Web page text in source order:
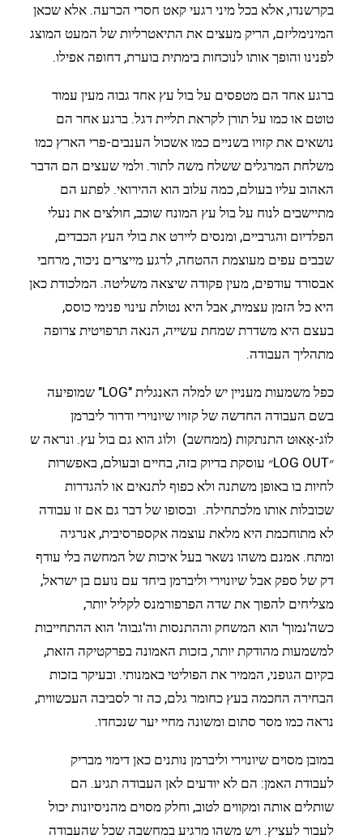
בקרשנדו, אלא בכל מיני רגעי קאט חסרי הכרעה. אלא שכאן
המינימליזם, הריק מעצים את התיאטרליות של המעט המוצג
לפנינו והופך אותו לנוכחות בימתית בוערת, דחופה אפילו.
ברגע אחד הם מטפסים על בול עץ אחד גבוה מעין עמוד
טוטם או כמו על תורן לקראת תליית דגל. ברגע אחר הם
נושאים את קזויו בשניים כמו אשכול הענבים-פרי הארץ כמו
משלחת המרגלים ששלח משה לתור. ולמי שעצים הם הדבר
האהוב עליו בעולם, כמה עלוב הוא ההירואי. לפתע הם
מתיישבים לנוח על בול עץ המונח שוכב, חולצים את נעלי
הפלדיום והגרביים, ומנסים ליירט את בולי העץ הכבדים,
שבבים עפים מעוצמת ההטחה, לרגע מייצרים ניכור, מרחבי
אבסורד עודפים, מעין פקודה שיצאה משליטה. המלכודת כאן
היא כל הזמן עצמית, אבל היא נטולת עינוי פנימי כוסס,
בעצם היא משדרת שמחת עשייה, הנאה תרפויטית צרופה
מתהליך העבודה.
כפל משמעות מעניין יש למלה האנגלית "LOG" שמופיעה
בשם העבודה החדשה של קזויו שיונוירי ודרור ליברמן
לוֹג-אָאוּט התנתקות (ממחשב) ולוֹג הוא גם בול עץ. ונראה ש
״LOG OUT״ עוסקת בדיוק בזה, בחיים ובעולם, באפשרות
לחיות בו באופן משתנה ולא כפוף לתנאים או להגדרות
שכובלות אותו מלכתחילה. ובסופו של דבר גם אם זו עבודה
לא מתוחכמת היא מלאת עוצמה אקספרסיבית, אנרגיה
ומתח. אמנם משהו נשאר בעל איכות של המחשה בלי עודף
דק של ספק אבל שיונוירי וליברמן ביחד עם נועם בן ישראל,
מצליחים להפוך את שדה הפרפורמנס לקליל יותר,
כשה'נמוך' הוא המשחק וההתנסות וה'גבוה' הוא ההתחייבות
למשמעות מהודקת יותר, בזכות האמונה בפרקטיקה הזאת,
בקיום הגופני, הממיר את הפוליטי באמנותי. ובעיקר בזכות
הבחירה החכמה בעץ כחומר גלם, כה זר לסביבה העכשווית,
נראה כמו מסר סתום ומשונה מחיי יער שנכחדו.
במובן מסוים שיונוירי וליברמן נותנים כאן דימוי מבריק
לעבודת האמן: הם לא יודעים לאן העבודה תגיע. הם
שותלים אותה ומקווים לטוב, וחלק מסוים מהניסיונות יכול
לעבור לעציץ. ויש משהו מרגיע במחשבה שכל שהעבודה